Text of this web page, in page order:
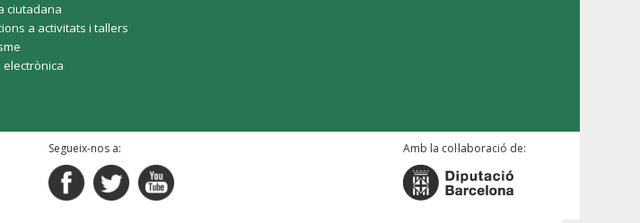
ciutadana
a activitats i tallers
electrònica
Segueix-nos a: Amb la col·laboració de: